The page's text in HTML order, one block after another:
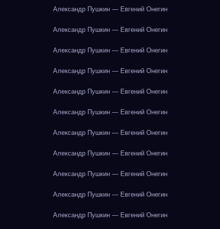
Александр Пушкин — Евгений Онегин
Александр Пушкин — Евгений Онегин
Александр Пушкин — Евгений Онегин
Александр Пушкин — Евгений Онегин
Александр Пушкин — Евгений Онегин
Александр Пушкин — Евгений Онегин
Александр Пушкин — Евгений Онегин
Александр Пушкин — Евгений Онегин
Александр Пушкин — Евгений Онегин
Александр Пушкин — Евгений Онегин
Александр Пушкин — Евгений Онегин